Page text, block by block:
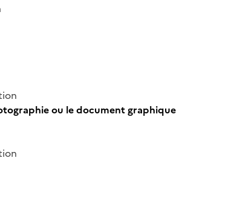
ou le document graphique